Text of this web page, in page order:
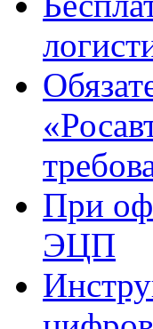
При
ЭЦП